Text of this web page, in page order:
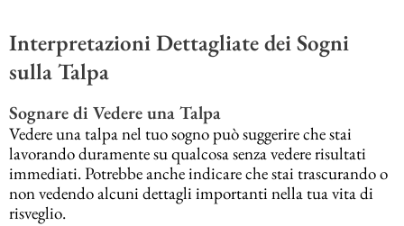
Interpretazioni Dettagliate dei Sogni
sulla Talpa
Sognare di Vedere una Talpa
Vedere una talpa nel tuo sogno può suggerire che stai
lavorando duramente su qualcosa senza vedere risultati
immediati. Potrebbe anche indicare che stai trascurando o
non vedendo alcuni dettagli importanti nella tua vita di
risveglio.